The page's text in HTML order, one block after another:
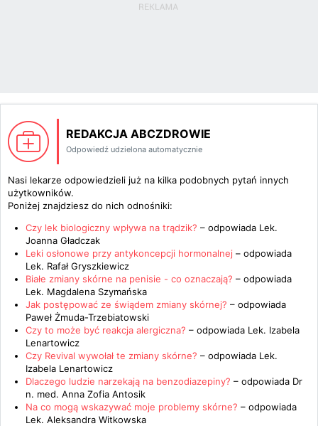
REDAKCJA ABCZDROWIE
Odpowiedź udzielona automatycznie
Nasi lekarze odpowiedzieli już na kilka podobnych pytań innych
użytkowników.
Poniżej znajdziesz do nich odnośniki:
Czy lek biologiczny wpływa na trądzik? – odpowiada Lek.
Joanna Gładczak
Leki osłonowe przy antykoncepcji hormonalnej – odpowiada
Lek. Rafał Gryszkiewicz
Białe zmiany skórne na penisie - co oznaczają? – odpowiada
Lek. Magdalena Szymańska
Jak postępować ze świądem zmiany skórnej? – odpowiada
Paweł Żmuda-Trzebiatowski
Czy to może być reakcja alergiczna? – odpowiada Lek. Izabela
Lenartowicz
Czy Revival wywołał te zmiany skórne? – odpowiada Lek.
Izabela Lenartowicz
Dlaczego ludzie narzekają na benzodiazepiny? – odpowiada Dr
n. med. Anna Zofia Antosik
Na co mogą wskazywać moje problemy skórne? – odpowiada
Lek. Aleksandra Witkowska